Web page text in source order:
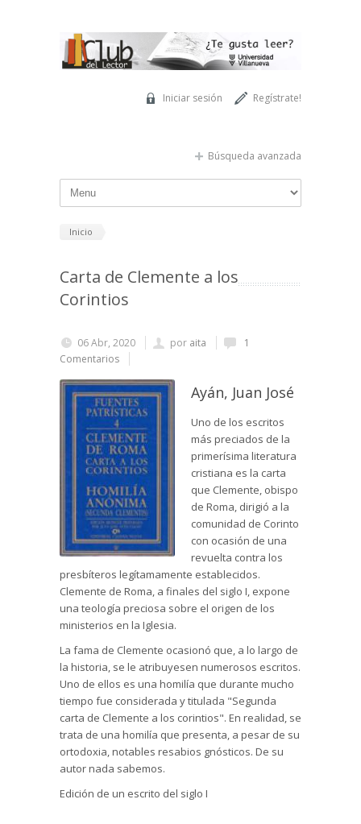
Regístrate!
Iniciar sesión
Búsqueda avanzada
Inicio
Carta de Clemente a los
Corintios
06 Abr, 2020 por aita
1
Comentarios
Ayán, Juan José
Uno de los escritos
más preciados de la
primerísima literatura
cristiana es la carta
que Clemente, obispo
de Roma, dirigió a la
comunidad de Corinto
con ocasión de una
revuelta contra los
presbíteros legítamamente establecidos.
Clemente de Roma, a finales del siglo I, expone
una teología preciosa sobre el origen de los
ministerios en la Iglesia.
La fama de Clemente ocasionó que, a lo largo de
la historia, se le atribuyesen numerosos escritos.
Uno de ellos es una homilía que durante mucho
tiempo fue considerada y titulada "Segunda
carta de Clemente a los corintios". En realidad, se
trata de una homilía que presenta, a pesar de su
ortodoxia, notables resabios gnósticos. De su
autor nada sabemos.
Edición de un escrito del siglo I